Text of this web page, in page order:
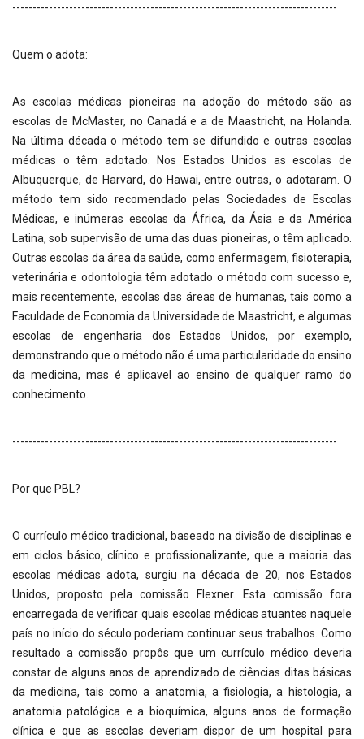
--------------------------------------------------------------------------------
Quem o adota:
As escolas médicas pioneiras na adoção do método são as
escolas de McMaster, no Canadá e a de Maastricht, na Holanda.
Na última década o método tem se difundido e outras escolas
médicas o têm adotado. Nos Estados Unidos as escolas de
Albuquerque, de Harvard, do Hawai, entre outras, o adotaram. O
método tem sido recomendado pelas Sociedades de Escolas
Médicas, e inúmeras escolas da África, da Ásia e da América
Latina, sob supervisão de uma das duas pioneiras, o têm aplicado.
Outras escolas da área da saúde, como enfermagem, fisioterapia,
veterinária e odontologia têm adotado o método com sucesso e,
mais recentemente, escolas das áreas de humanas, tais como a
Faculdade de Economia da Universidade de Maastricht, e algumas
escolas de engenharia dos Estados Unidos, por exemplo,
demonstrando que o método não é uma particularidade do ensino
da medicina, mas é aplicavel ao ensino de qualquer ramo do
conhecimento.
--------------------------------------------------------------------------------
Por que PBL?
O currículo médico tradicional, baseado na divisão de disciplinas e
em ciclos básico, clínico e profissionalizante, que a maioria das
escolas médicas adota, surgiu na década de 20, nos Estados
Unidos, proposto pela comissão Flexner. Esta comissão fora
encarregada de verificar quais escolas médicas atuantes naquele
país no início do século poderiam continuar seus trabalhos. Como
resultado a comissão propôs que um currículo médico deveria
constar de alguns anos de aprendizado de ciências ditas básicas
da medicina, tais como a anatomia, a fisiologia, a histologia, a
anatomia patológica e a bioquímica, alguns anos de formação
clínica e que as escolas deveriam dispor de um hospital para